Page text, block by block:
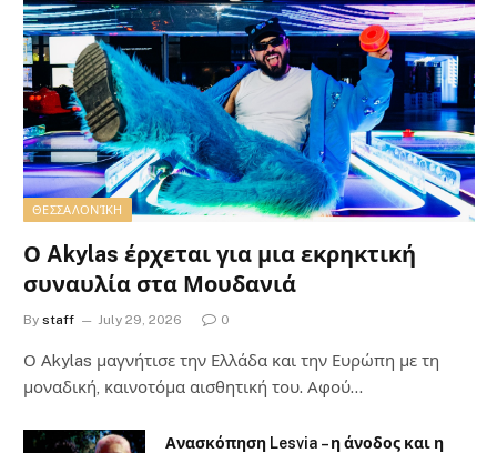
ΘΕΣΣΑΛΟΝΊΚΗ
Ο Akylas έρχεται για μια εκρηκτική
συναυλία στα Μουδανιά
By staff July 29, 2026 0
Ο Αkylas μαγνήτισε την Ελλάδα και την Ευρώπη με τη
μοναδική, καινοτόμα αισθητική του. Αφού…
Ανασκόπηση Lesvia – η άνοδος και η